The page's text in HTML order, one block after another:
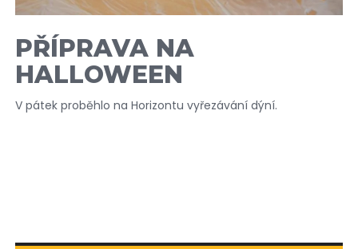
PŘÍPRAVA NA
HALLOWEEN
V pátek proběhlo na Horizontu vyřezávání dýní.